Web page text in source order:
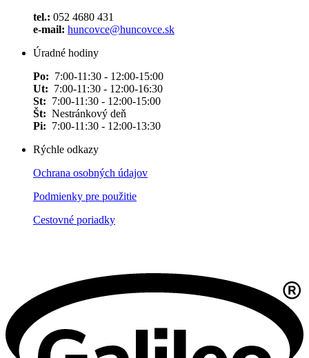
tel.: 052 4680 431
e-mail: huncovce@huncovce.sk
Úradné hodiny
Po: 7:00-11:30 - 12:00-15:00
Ut: 7:00-11:30 - 12:00-16:30
St: 7:00-11:30 - 12:00-15:00
Št: Nestránkový deň
Pi: 7:00-11:30 - 12:00-13:30
Rýchle odkazy
Ochrana osobných údajov
Podmienky pre použitie
Cestovné poriadky